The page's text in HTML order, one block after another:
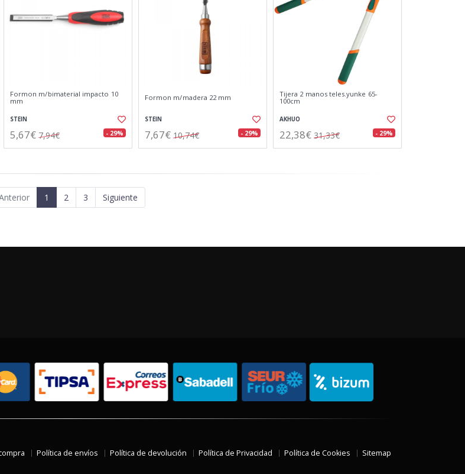
Formon m/bimaterial impacto 10
mm
STEIN
5,67€ 7,94€ - 29%
Formon m/madera 22 mm
STEIN
7,67€ 10,74€ - 29%
Tijera 2 manos teles.yunke 65-
100cm
AKHUO
22,38€ 31,33€ - 29%
1 2 3 Siguiente
Política de envíos Política de devolución Política de Privacidad Política de Cookies Sitemap